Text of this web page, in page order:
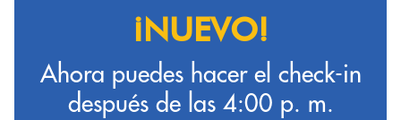
¡NUEVO!
Ahora puedes hacer el check-in
después de las 4:00 p. m.